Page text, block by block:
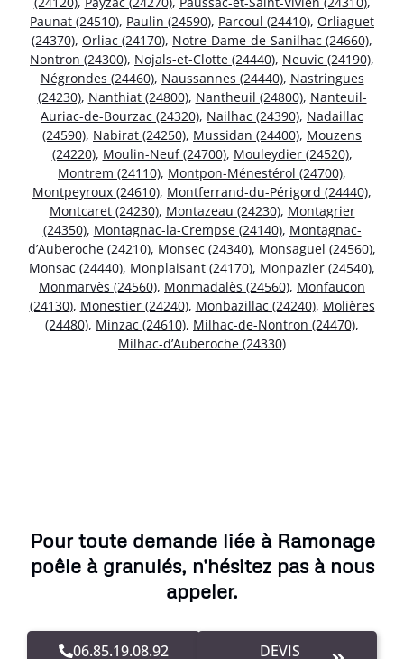
Paunat (24510), Paulin (24590), Parcoul (24410), Orliaguet
(24370), Orliac (24170), Notre-Dame-de-Sanilhac (24660),
Nontron (24300), Nojals-et-Clotte (24440), Neuvic (24190),
Négrondes (24460), Naussannes (24440), Nastringues
(24230), Nanthiat (24800), Nantheuil (24800), Nanteuil-
Auriac-de-Bourzac (24320), Nailhac (24390), Nadaillac
(24590), Nabirat (24250), Mussidan (24400), Mouzens
(24220), Moulin-Neuf (24700), Mouleydier (24520),
Montrem (24110), Montpon-Ménestérol (24700),
Montpeyroux (24610), Montferrand-du-Périgord (24440),
Montcaret (24230), Montazeau (24230), Montagrier
(24350), Montagnac-la-Crempse (24140), Montagnac-
d’Auberoche (24210), Monsec (24340), Monsaguel (24560),
Monsac (24440), Monplaisant (24170), Monpazier (24540),
Monmarvès (24560), Monmadalès (24560), Monfaucon
(24130), Monestier (24240), Monbazillac (24240), Molières
(24480), Minzac (24610), Milhac-de-Nontron (24470),
Milhac-d’Auberoche (24330)
Pour toute demande liée à Ramonage
poêle à granulés, n'hésitez pas à nous
appeler.
06.85.19.08.92 DEVIS